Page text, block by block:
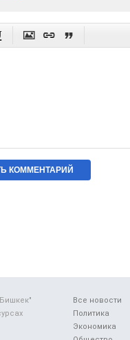
  
Все новости
Политика
Экономика